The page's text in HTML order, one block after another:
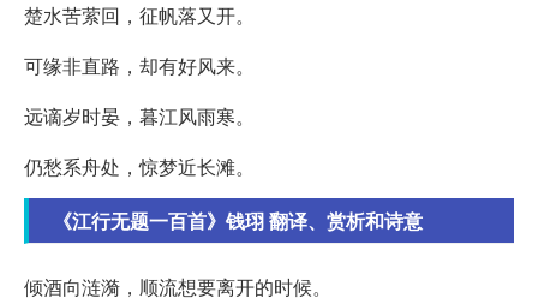
楚水苦萦回，征帆落又开。
可缘非直路，却有好风来。
远谪岁时晏，暮江风雨寒。
仍愁系舟处，惊梦近长滩。
《江行无题一百首》钱珝 翻译、赏析和诗意
倾酒向涟漪，顺流想要离开的时候。